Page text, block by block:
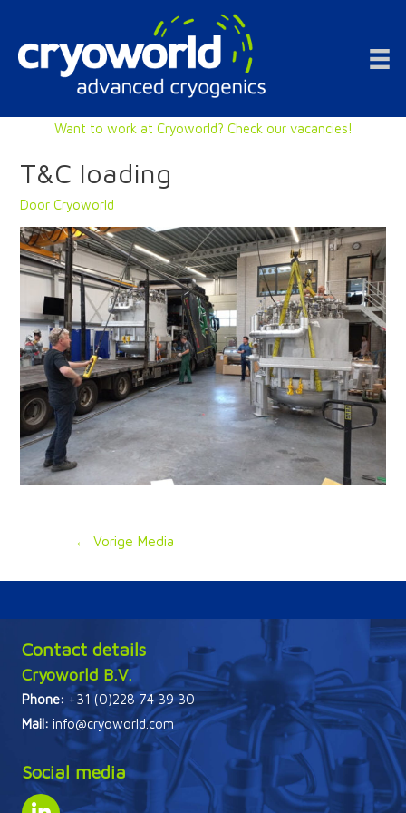
inhoud
Want to work at Cryoworld? Check our vacancies!
T&C loading
DoorCryoworld
← Vorige Media
Contact details
Cryoworld B.V.
Phone: +31 (0)228 74 39 30
Mail: info@cryoworld.com
Social media